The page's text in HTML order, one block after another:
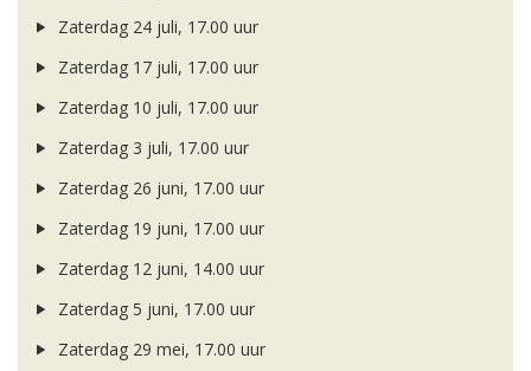
Zaterdag 24 juli, 17.00 uur
Zaterdag 17 juli, 17.00 uur
Zaterdag 10 juli, 17.00 uur
Zaterdag 3 juli, 17.00 uur
Zaterdag 26 juni, 17.00 uur
Zaterdag 19 juni, 17.00 uur
Zaterdag 12 juni, 14.00 uur
Zaterdag 5 juni, 17.00 uur
Zaterdag 29 mei, 17.00 uur